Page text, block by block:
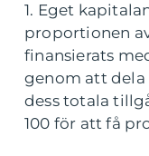
1. Eget
proportionen
finansierats
genom att
dess totala
100 för att få